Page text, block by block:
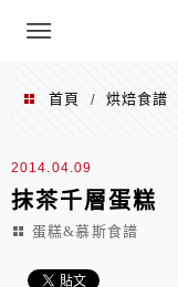
menu
首頁 / 烘焙食譜
2014.04.09
抹茶千層蛋糕
蛋糕&慕斯食譜